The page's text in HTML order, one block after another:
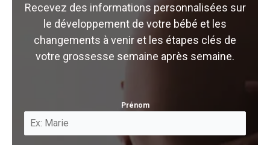
Recevez des informations personnalisées sur
le développement de votre bébé et les
changements à venir et les étapes clés de
votre grossesse semaine après semaine.
Prénom